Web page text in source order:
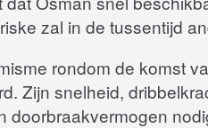
zal in de tussentijd
rondom de komst
Zijn snelheid,
doorbraakvermogen